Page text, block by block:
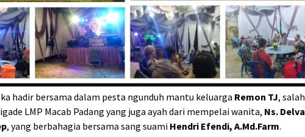
hadir bersama dalam pesta ngunduh mantu keluarga Remon TJ, salah
LMP Macab Padang yang juga ayah dari mempelai wanita, Ns. Delva
, yang berbahagia bersama sang suami Hendri Efendi, A.Md.Farm.